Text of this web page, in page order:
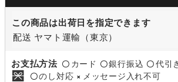
この商品は出荷日を指定できます
配送 ヤマト運輸（東京）
お支払方法 〇 カード 〇銀行振込 〇代引
〇のし対応 × メッセージ入れ不可